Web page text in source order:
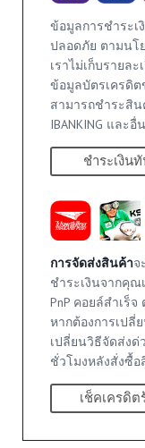
ข้อมูลการชำระเ
ปลอดภัย ตามนโ
เราไม่เก็บรายล
ข้อมูลบัตรเครดิ
สามารถชำระสินค้
IBANKING และอื่
ชำระเงิน
การจัดส่งสินค้าจ
ชำระเงินจากคุณ
PnP คอยล์สำเร็
หากต้องการเปลี่
เปลี่ยนวิธีจัดส่ง
ชั่วโมงหลังสั่งซื้อ
เช็คเครดิต